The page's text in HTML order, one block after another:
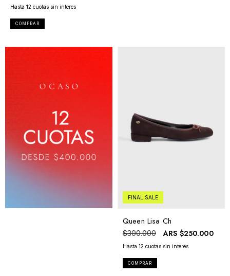
COMPRAR
FINAL SALE
Queen Lisa Ch
$300.000 ARS $250.000
COMPRAR